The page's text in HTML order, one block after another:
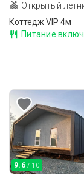
Открытый
Коттедж VIP 4м
Питание
9.6 / 10